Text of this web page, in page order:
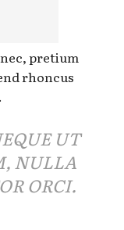
pretium
rhoncus
UT
NULLA
ORCI.